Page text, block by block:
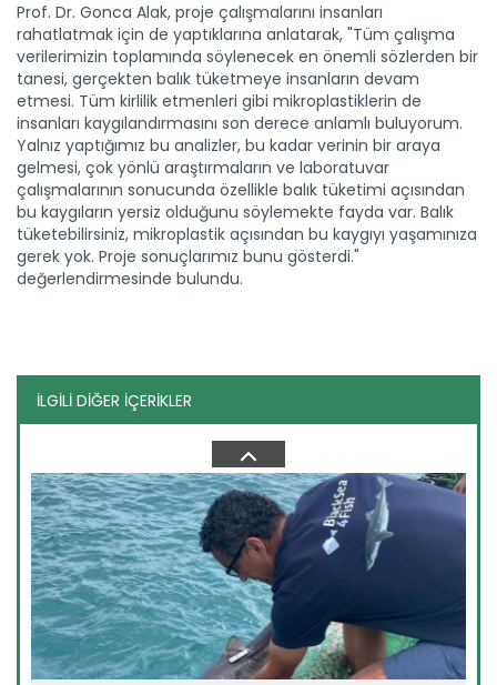
Prof. Dr. Gonca Alak, proje çalışmalarını insanları
rahatlatmak için de yaptıklarına anlatarak, "Tüm çalışma
verilerimizin toplamında söylenecek en önemli sözlerden bir
tanesi, gerçekten balık tüketmeye insanların devam
etmesi. Tüm kirlilik etmenleri gibi mikroplastiklerin de
insanları kaygılandırmasını son derece anlamlı buluyorum.
Yalnız yaptığımız bu analizler, bu kadar verinin bir araya
gelmesi, çok yönlü araştırmaların ve laboratuvar
çalışmalarının sonucunda özellikle balık tüketimi açısından
bu kaygıların yersiz olduğunu söylemekte fayda var. Balık
tüketebilirsiniz, mikroplastik açısından bu kaygıyı yaşamınıza
gerek yok. Proje sonuçlarımız bunu gösterdi."
değerlendirmesinde bulundu.
İLGİLİ DİĞER İÇERİKLER
Balon balığı istilasına bütçe...
İklim değişikliğiyle Akdeniz’i tehdit eden istilacı balon...
Devamını Oku ->
Batı Akdeniz'in yaş meyve ve...
Antalya, Isparta ve Burdur'daki firmalardan yapılan yaş
Devamını Oku ->